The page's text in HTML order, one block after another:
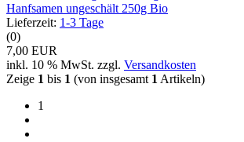
Hanfsamen ungeschält 250g Bio
Lieferzeit: 1-3 Tage
(0)
7,00 EUR
inkl. 10 % MwSt. zzgl. Versandkosten
Zeige 1 bis 1 (von insgesamt 1 Artikeln)
1